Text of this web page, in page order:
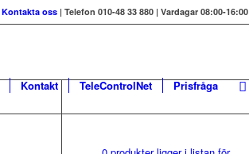
Kontakta oss | Telefon 010-48 33 880 | Vardagar 08:00-16:00
Kontakt TeleControlNet Prisfråga